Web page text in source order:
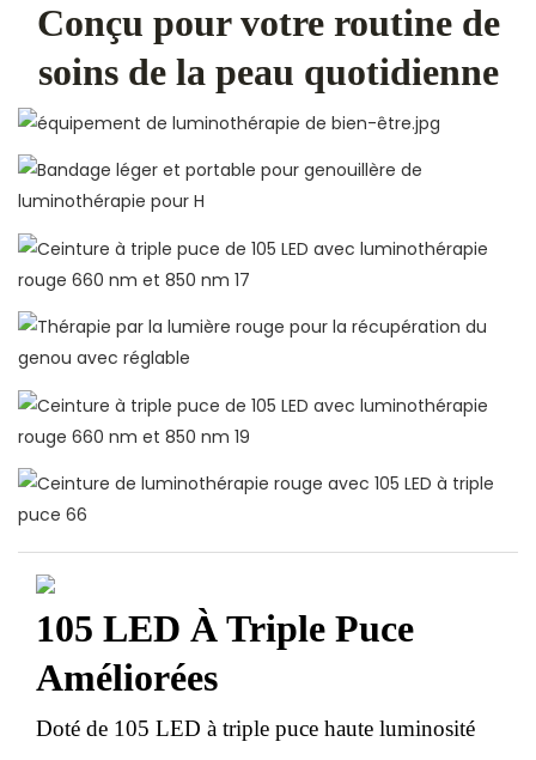
Conçu pour votre routine de
soins de la peau quotidienne
105 LED À Triple Puce
Améliorées
Doté de 105 LED à triple puce haute luminosité